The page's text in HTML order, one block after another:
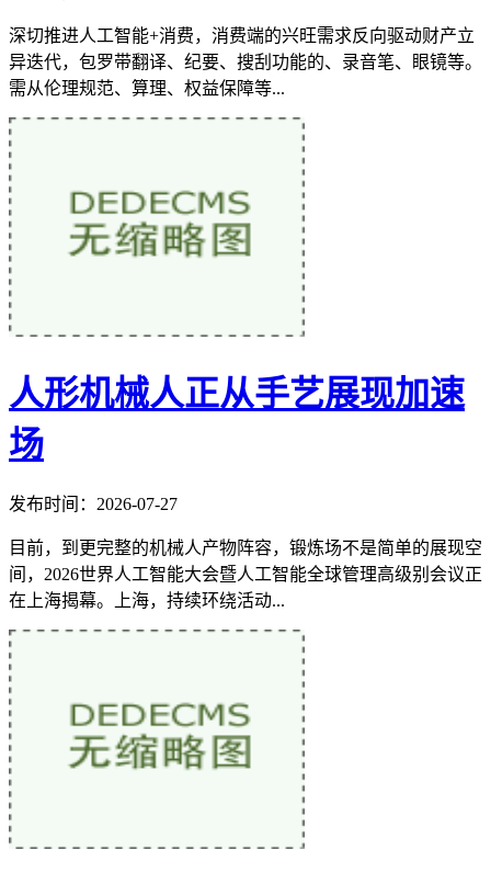
深切推进人工智能+消费，消费端的兴旺需求反向驱动财产立
异迭代，包罗带翻译、纪要、搜刮功能的、录音笔、眼镜等。
需从伦理规范、算理、权益保障等...
人形机械人正从手艺展现加速
场
发布时间：2026-07-27
目前，到更完整的机械人产物阵容，锻炼场不是简单的展现空
间，2026世界人工智能大会暨人工智能全球管理高级别会议正
在上海揭幕。上海，持续环绕活动...